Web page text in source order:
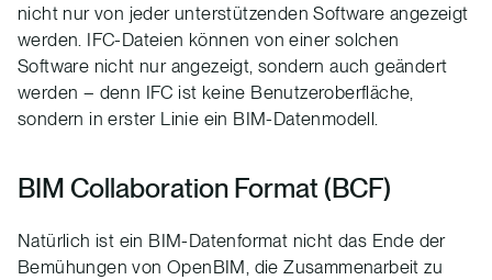
nicht nur von jeder unterstützenden Software angezeigt
werden. IFC-Dateien können von einer solchen
Software nicht nur angezeigt, sondern auch geändert
werden – denn IFC ist keine Benutzeroberfläche,
sondern in erster Linie ein BIM-Datenmodell.
BIM Collaboration Format (BCF)
Natürlich ist ein BIM-Datenformat nicht das Ende der
Bemühungen von OpenBIM, die Zusammenarbeit zu